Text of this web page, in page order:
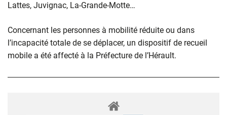
Lattes, Juvignac, La-Grande-Motte…
Concernant les personnes à mobilité réduite ou dans
l’incapacité totale de se déplacer, un dispositif de recueil
mobile a été affecté à la Préfecture de l’Hérault.